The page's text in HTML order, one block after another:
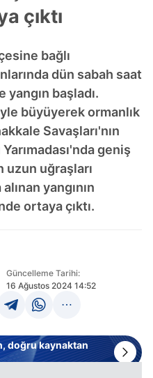
çıktı
bağlı
dün sabah saat
başladı.
büyüyerek ormanlık
Savaşları'nın
geniş
uzun uğraşları
yangının
ortaya çıktı.
Güncelleme Tarihi:
16 Ağustos 2024 14:52
doğru kaynaktan